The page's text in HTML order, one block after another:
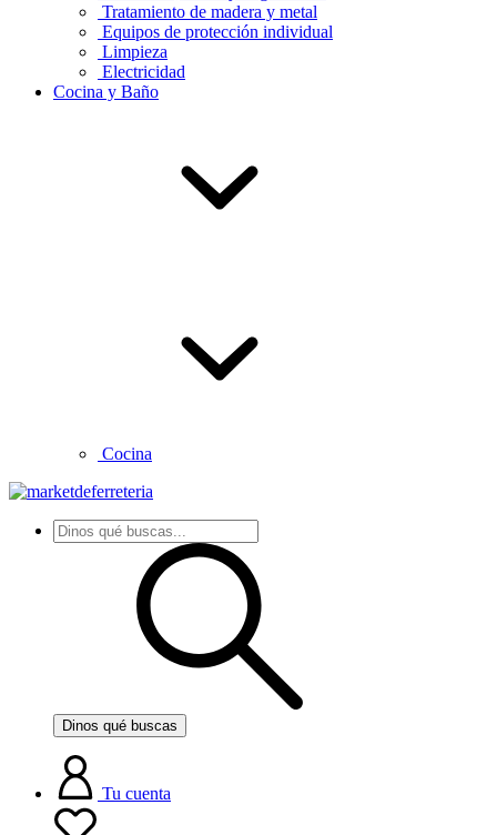
Tratamiento de madera y metal
Equipos de protección individual
Limpieza
Electricidad
Cocina y Baño
Cocina
Dinos qué buscas
Tu cuenta